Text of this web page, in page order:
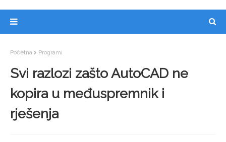
Početna Programi
Svi razlozi zašto AutoCAD ne
kopira u međuspremnik i
rješenja